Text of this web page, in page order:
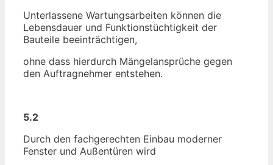
Unterlassene Wartungsarbeiten können die
Lebensdauer und Funktionstüchtigkeit der
Bauteile beeinträchtigen,
ohne dass hierdurch Mängelansprüche gegen
den Auftragnehmer entstehen.
5.2
Durch den fachgerechten Einbau moderner
Fenster und Außentüren wird